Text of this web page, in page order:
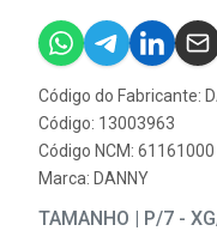
Código do Fabricante:
Código: 13003963
Código NCM: 61161000
Marca: DANNY
TAMANHO | P/7 -